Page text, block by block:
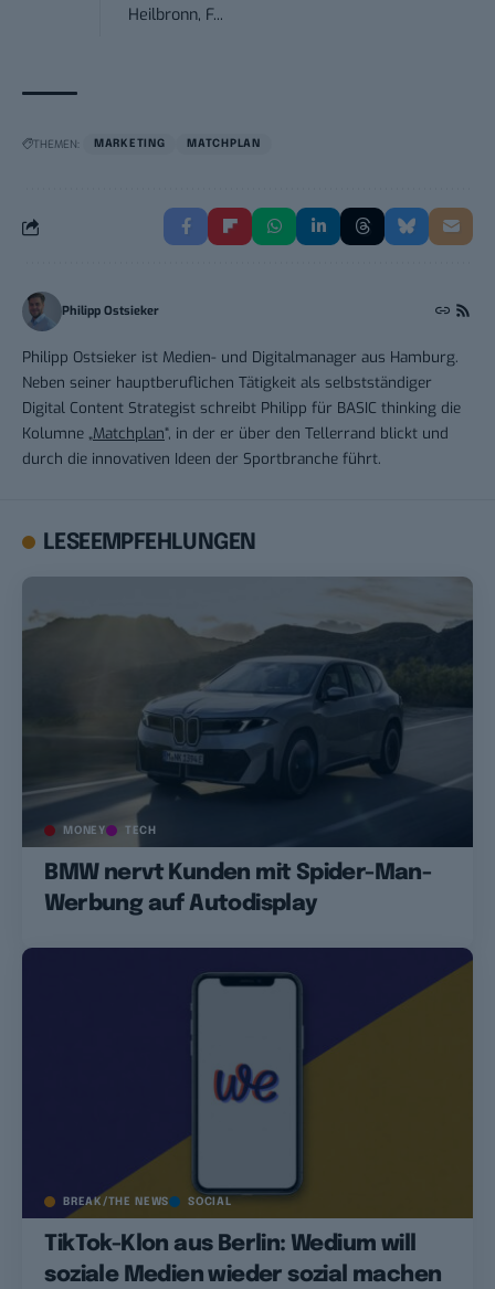
Heilbronn, F...
THEMEN: MARKETING MATCHPLAN
Philipp Ostsieker
Philipp Ostsieker ist Medien- und Digitalmanager aus Hamburg.
Neben seiner hauptberuflichen Tätigkeit als selbstständiger
Digital Content Strategist schreibt Philipp für BASIC thinking die
Kolumne „Matchplan“, in der er über den Tellerrand blickt und
durch die innovativen Ideen der Sportbranche führt.
LESEEMPFEHLUNGEN
MONEY TECH
BMW nervt Kunden mit Spider-Man-
Werbung auf Autodisplay
BREAK/THE NEWS SOCIAL
TikTok-Klon aus Berlin: Wedium will
soziale Medien wieder sozial machen